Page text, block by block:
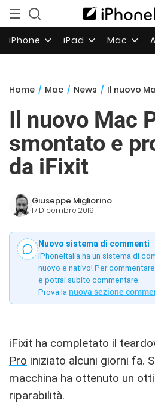
iPhone iPad Mac
Home / Mac / News / Il nuovo Mac
Il nuovo Mac
smontato e
da iFixit
Giuseppe Migliorino
17 Dicembre 2019
Nuovo sistema di commenti
iPhoneItalia ha un sistema di
nuovo e nativo! Per
e potrai subito commentare.
Prova la nuova sezione
iFixit ha completato il
Pro iniziato alcuni giorni fa.
macchina ha ottenuto un
riparabilità.